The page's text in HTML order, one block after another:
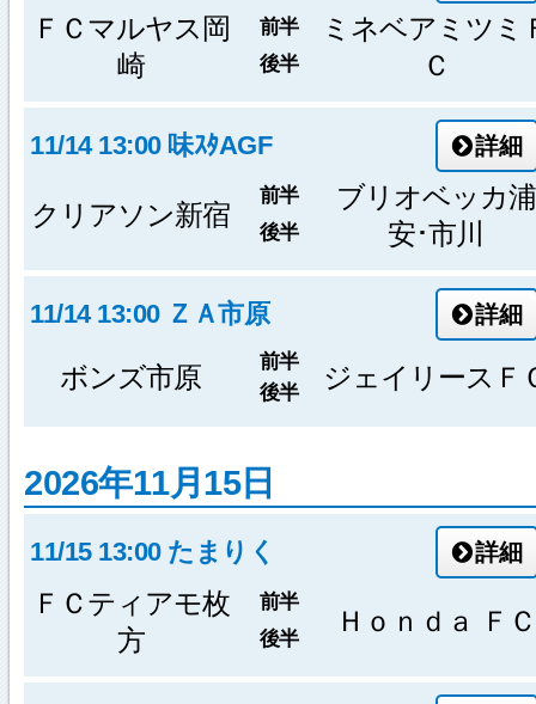
ＦＣマルヤス岡
崎
前半
ミネベアミツミ
Ｃ
後半
11/14 13:00 味ｽﾀAGF 詳細
クリアソン新宿
前半
ブリオベッカ浦
安･市川
後半
11/14 13:00 ＺＡ市原 詳細
ボンズ市原 前半 ジェイリースＦ
後半
2026年11月15日
11/15 13:00 たまりく 詳細
ＦＣティアモ枚
方
前半
Ｈｏｎｄａ ＦＣ
後半